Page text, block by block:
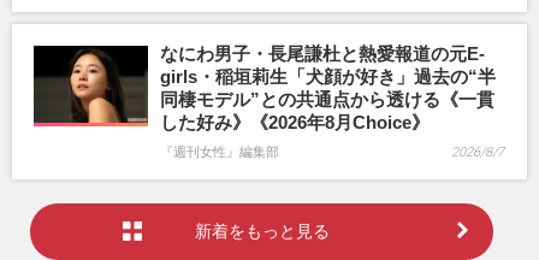
なにわ男子・長尾謙杜と熱愛報道の元E-
girls・稲垣莉生「犬顔が好き」過去の“半
同棲モデル”との共通点から透ける《一貫
した好み》《2026年8月Choice》
『週刊女性』編集部 2026/8/7
新着をもっと見る